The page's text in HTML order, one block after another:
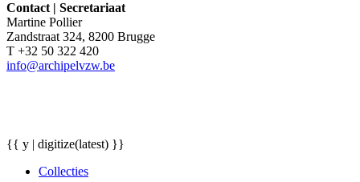
Contact | Secretariaat
Martine Pollier
Zandstraat 324, 8200 Brugge
T +32 50 322 420
info@archipelvzw.be
{{ y | digitize(latest) }}
Collecties